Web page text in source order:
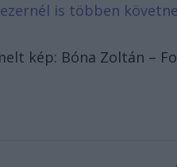
is többen
kép: Bóna Zoltán –